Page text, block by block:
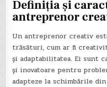
Definiția și
antreprenor
Un antreprenor creativ
trăsături, cum ar fi
și adaptabilitatea. Ei sunt
și inovatoare pentru
adapteze la schimbările